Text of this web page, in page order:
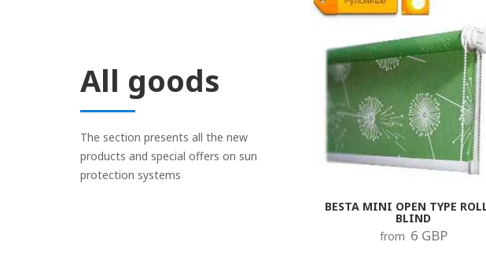
All goods
The section presents all the new
products and special offers on sun
protection systems
BESTA MINI OPEN TYPE
BLIND
from 6 GBP